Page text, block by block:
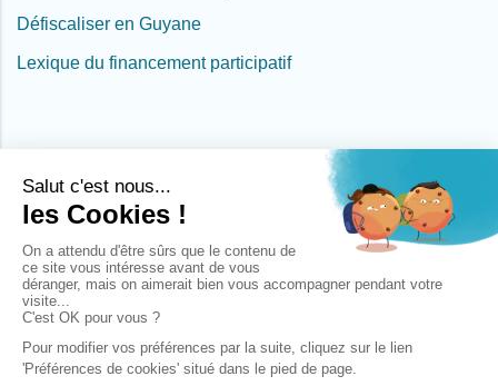
Défiscaliser en Guyane
Lexique du financement participatif
La société Les Entreprêteurs, SAS au capital de 200.000 €, sise au 34, rue
de l'Ourcq à Paris (75019), immatriculée au RCS de Paris sous le numéro
805 291 317 est agréée par l'Autorité des Marchés Financiers (AMF) en
qualité de Prestataire de Services de Financement Participatif (PSFP) sous le
numéro FP-2023-28.
Prestataire de Services de Paiement de la société Lemonway.